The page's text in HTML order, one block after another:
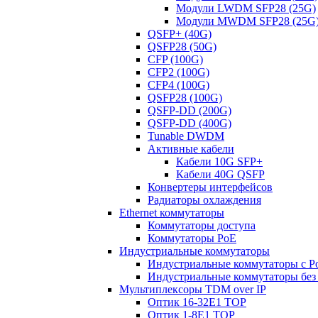
Модули LWDM SFP28 (25G)
Модули MWDM SFP28
QSFP+ (40G)
QSFP28 (50G)
CFP (100G)
CFP2 (100G)
CFP4 (100G)
QSFP28 (100G)
QSFP-DD (200G)
QSFP-DD (400G)
Tunable DWDM
Активные кабели
Кабели 10G SFP+
Кабели 40G QSFP
Конвертеры интерфейсов
Радиаторы охлаждения
Ethernet коммутаторы
Коммутаторы доступа
Коммутаторы PoE
Индустриальные коммутаторы
Индустриальные коммутаторы с
Индустриальные коммутаторы без
Мультиплексоры TDM over IP
Оптик 16-32E1 TOP
Оптик 1-8E1 TOP